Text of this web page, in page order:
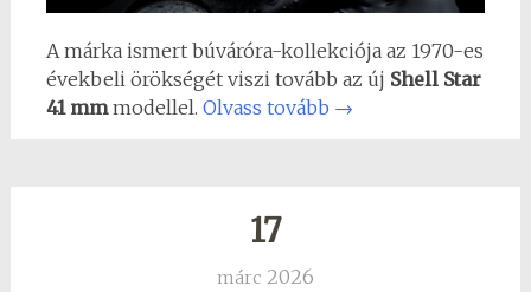
A márka ismert búváróra-kollekciója az 1970-es
évekbeli örökségét viszi tovább az új Shell Star
41 mmmodellel. Olvass tovább →
17
márc 2026